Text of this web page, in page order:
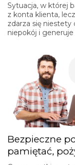
Sytuacja, w której
z konta klienta,
zdarza się
niepokój i generuje
Bezpieczne
pamiętać,